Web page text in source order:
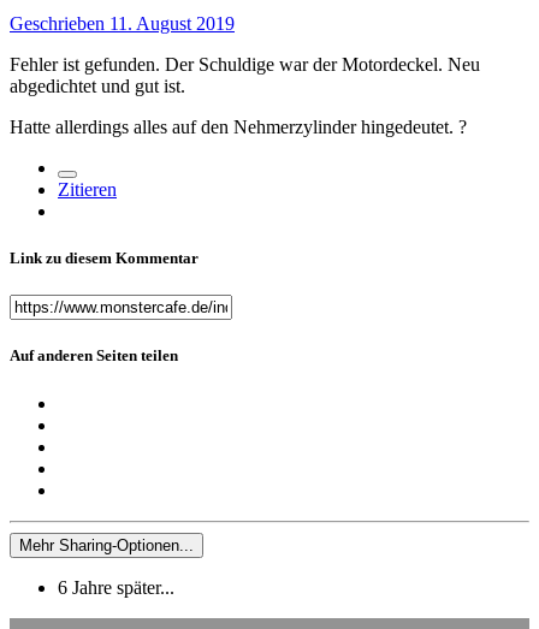
Geschrieben 11. August 2019
Fehler ist gefunden. Der Schuldige war der Motordeckel. Neu
abgedichtet und gut ist.
Hatte allerdings alles auf den Nehmerzylinder hingedeutet. ?
Zitieren
Link zu diesem Kommentar
Auf anderen Seiten teilen
Mehr Sharing-Optionen...
6 Jahre später...